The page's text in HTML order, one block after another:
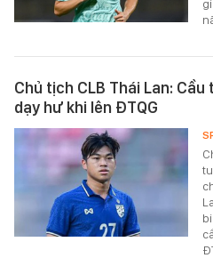
Chủ tịch CLB Thái Lan:
dạy hư khi lên ĐTQG